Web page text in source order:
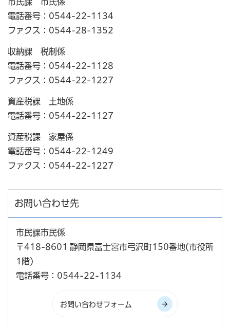
市民課 市民係
電話番号：0544-22-1134
ファクス：0544-28-1352
収納課 税制係
電話番号：0544-22-1128
ファクス：0544-22-1227
資産税課 土地係
電話番号：0544-22-1127
資産税課 家屋係
電話番号：0544-22-1249
ファクス：0544-22-1227
お問い合わせ先
市民課市民係
〒418-8601 静岡県富士宮市弓沢町150番地(市役所
1階)
電話番号：0544-22-1134